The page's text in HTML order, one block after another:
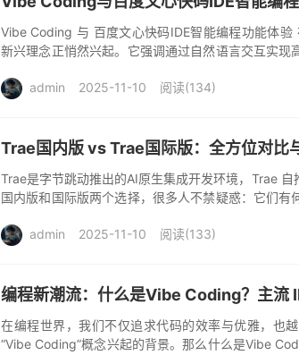
Vibe Coding 与 百度文心快码IDE智能编程功能体验
新兴理念正悄然兴起。它强调通过自然语言交互实现
admin 2025-11-10 阅读(134)
Trae国内版 vs Trae国际版：全方位对比
Trae是字节跳动推出的AI原生集成开发环境，Trae
国内版和国际版两个选择，很多人不禁疑惑：它们有
admin 2025-11-10 阅读(133)
编程新潮流：什么是Vibe Coding？主流
在编程世界，我们不仅追求代码的效率与优雅，也
“Vibe Coding”概念兴起的背景。那么什么是Vibe